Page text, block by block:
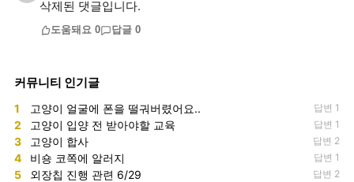
삭제된 댓글입니다.
도움돼요 0 답글 0
커뮤니티 인기글
1 고양이 얼굴에 폰을 떨궈버렸어요.. 답변 1
2 고양이 입양 전 받아야할 교육 답변 1
3 고양이 합사 답변 2
4 비숑 코쪽에 알러지 답변 1
5 외장칩 진행 관련 6/29 답변 2